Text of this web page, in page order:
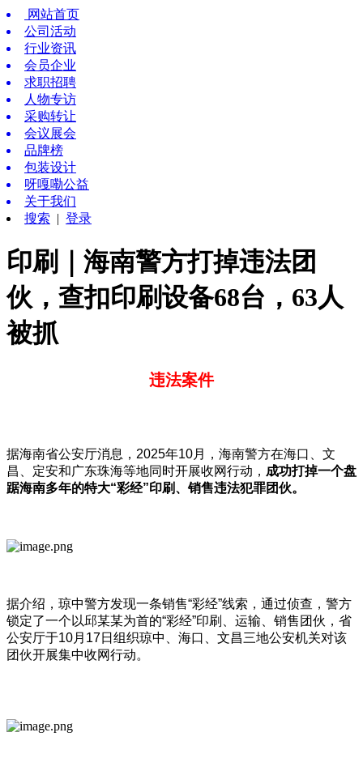
网站首页
公司活动
行业资讯
会员企业
求职招聘
人物专访
采购转让
会议展会
品牌榜
包装设计
呀嘎嘞公益
关于我们
搜索 | 登录
印刷｜海南警方打掉违法团
伙，查扣印刷设备68台，63人
被抓
违法案件
据海南省公安厅消息，2025年10月，海南警方在海口、文
昌、定安和广东珠海等地同时开展收网行动， 成功打掉一个盘
踞海南多年的特大“彩经”印刷、销售违法犯罪团伙。
据介绍，琼中警方发现一条销售“彩经”线索，通过侦查，警方
锁定了一个以邱某某为首的“彩经”印刷、运输、销售团伙，省
公安厅于10月17日组织琼中、海口、文昌三地公安机关对该
团伙开展集中收网行动。